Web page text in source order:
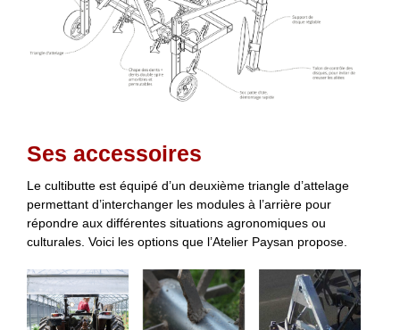
Ses accessoires
Le cultibutte est équipé d’un deuxième triangle d’attelage
permettant d’interchanger les modules à l’arrière pour
répondre aux différentes situations agronomiques ou
culturales. Voici les options que l’Atelier Paysan propose.